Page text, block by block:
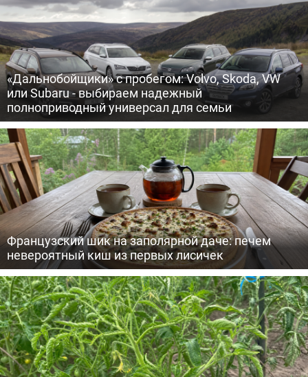
«Дальнобойщики» с пробегом: Volvo, Skoda, VW
или Subaru - выбираем надежный
полноприводный универсал для семьи
Французский шик на заполярной даче: печем
невероятный киш из первых лисичек